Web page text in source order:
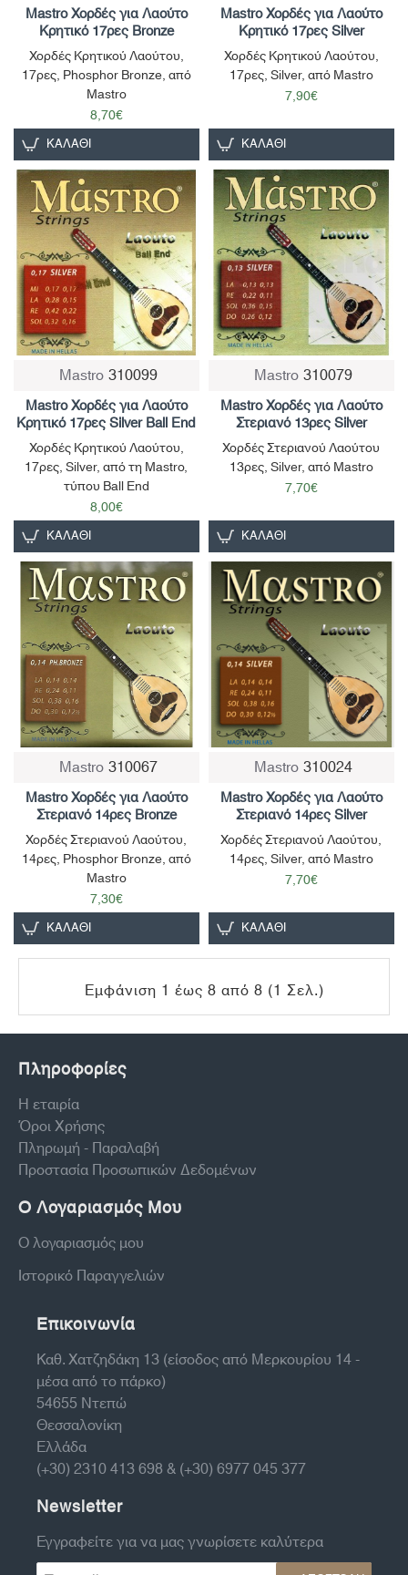
Mastro Χορδές για Λαούτο
Κρητικό 17ρες Bronze
Χορδές Κρητικού Λαούτου,
17ρες, Phosphor Bronze, από
Mastro
8,70€
ΚΑΛΆΘΙ
Mastro Χορδές για Λαούτο
Κρητικό 17ρες Silver
Χορδές Κρητικού Λαούτου,
17ρες, Silver, από Mastro
7,90€
ΚΑΛΆΘΙ
Mastro310099
Mastro Χορδές για Λαούτο
Κρητικό 17ρες Silver Ball End
Χορδές Κρητικού Λαούτου,
17ρες, Silver, από τη Mastro,
τύπου Ball End
8,00€
ΚΑΛΆΘΙ
Mastro310079
Mastro Χορδές για Λαούτο
Στεριανό 13ρες Silver
Χορδές Στεριανού Λαούτου
13ρες, Silver, από Mastro
7,70€
ΚΑΛΆΘΙ
Mastro310067
Mastro Χορδές για Λαούτο
Στεριανό 14ρες Bronze
Χορδές Στεριανού Λαούτου,
14ρες, Phosphor Bronze, από
Mastro
7,30€
ΚΑΛΆΘΙ
Mastro310024
Mastro Χορδές για Λαούτο
Στεριανό 14ρες Silver
Χορδές Στεριανού Λαούτου,
14ρες, Silver, από Mastro
7,70€
ΚΑΛΆΘΙ
Εμφάνιση 1 έως 8 από 8 (1 Σελ.)
Πληροφορίες
Η εταιρία
Όροι Χρήσης
Πληρωμή - Παραλαβή
Προστασία Προσωπικών Δεδομένων
Ο Λογαριασμός Μου
Ο λογαριασμός μου
Ιστορικό Παραγγελιών
Επικοινωνία
Καθ. Χατζηδάκη 13 (είσοδος από Μερκουρίου 14 -
μέσα από το πάρκο)
54655 Ντεπώ
Θεσσαλονίκη
Ελλάδα
(+30) 2310 413 698 & (+30) 6977 045 377
Newsletter
Εγγραφείτε για να μας γνωρίσετε καλύτερα